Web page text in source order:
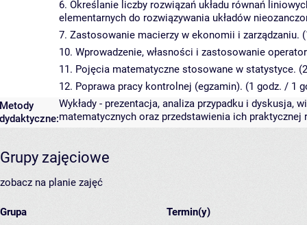
6. Określanie liczby rozwiązań układu równań
elementarnych do rozwiązywania układów
7. Zastosowanie macierzy w ekonomii i zarządzaniu.
10. Wprowadzenie, własności i zastosowanie
11. Pojęcia matematyczne stosowane w statystyce.
12. Poprawa pracy kontrolnej (egzamin). (1 godz. / 1
Metody
dydaktyczne:
Wykłady - prezentacja, analiza przypadku i dyskusja,
matematycznych oraz przedstawienia ich
Grupy zajęciowe
zobacz na planie zajęć
Grupa Termin(y)